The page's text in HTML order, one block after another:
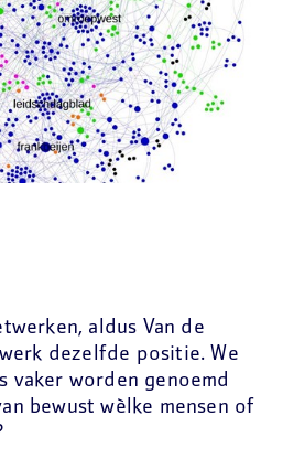
aldus Van de
dezelfde positie. We
vaker worden genoemd
bewust wèlke mensen of